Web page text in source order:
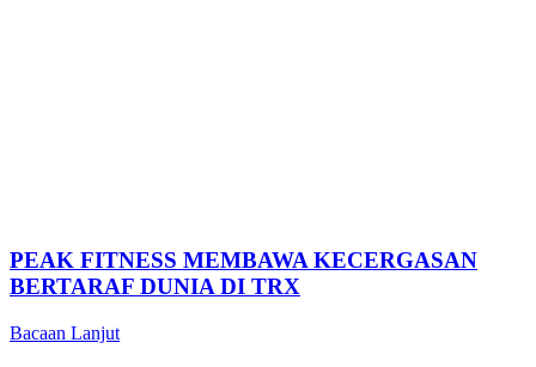
PEAK FITNESS MEMBAWA KECERGASAN
BERTARAF DUNIA DI TRX
Bacaan Lanjut